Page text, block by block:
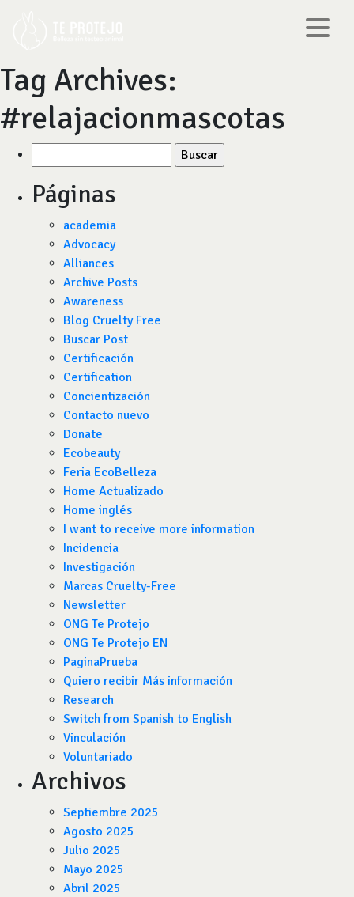
Tag Archives:
#relajacionmascotas
por:
Páginas
academia
Advocacy
Alliances
Archive Posts
Awareness
Blog Cruelty Free
Buscar Post
Certificación
Certification
Concientización
Contacto nuevo
Donate
Ecobeauty
Feria EcoBelleza
Home Actualizado
Home inglés
I want to receive more information
Incidencia
Investigación
Marcas Cruelty-Free
Newsletter
ONG Te Protejo
ONG Te Protejo EN
PaginaPrueba
Quiero recibir Más información
Research
Switch from Spanish to English
Vinculación
Voluntariado
Archivos
Septiembre 2025
Agosto 2025
Julio 2025
Mayo 2025
Abril 2025